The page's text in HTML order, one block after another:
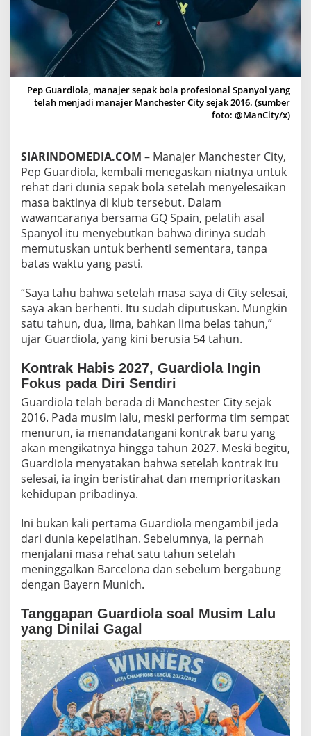
N
A
K
A
N
R
H
A
N
J
N
G
U
S
A
I
T
N
G
A
L
A
N
A
N
C
H
E
S
T
E
C
I
T
Y
Pep Guardiola, manajer sepak bola profesional Spanyol yang
telah menjadi manajer Manchester City sejak 2016. (sumber
foto: @ManCity/x)
SIARINDOMEDIA.COM – Manajer Manchester City,
Pep Guardiola, kembali menegaskan niatnya untuk
rehat dari dunia sepak bola setelah menyelesaikan
masa baktinya di klub tersebut. Dalam
wawancaranya bersama GQ Spain, pelatih asal
Spanyol itu menyebutkan bahwa dirinya sudah
memutuskan untuk berhenti sementara, tanpa
batas waktu yang pasti.
“Saya tahu bahwa setelah masa saya di City selesai,
saya akan berhenti. Itu sudah diputuskan. Mungkin
satu tahun, dua, lima, bahkan lima belas tahun,”
ujar Guardiola, yang kini berusia 54 tahun.
Kontrak Habis 2027, Guardiola Ingin
Fokus pada Diri Sendiri
Guardiola telah berada di Manchester City sejak
2016. Pada musim lalu, meski performa tim sempat
menurun, ia menandatangani kontrak baru yang
akan mengikatnya hingga tahun 2027. Meski begitu,
Guardiola menyatakan bahwa setelah kontrak itu
selesai, ia ingin beristirahat dan memprioritaskan
kehidupan pribadinya.
Ini bukan kali pertama Guardiola mengambil jeda
dari dunia kepelatihan. Sebelumnya, ia pernah
menjalani masa rehat satu tahun setelah
meninggalkan Barcelona dan sebelum bergabung
dengan Bayern Munich.
Tanggapan Guardiola soal Musim Lalu
yang Dinilai Gagal